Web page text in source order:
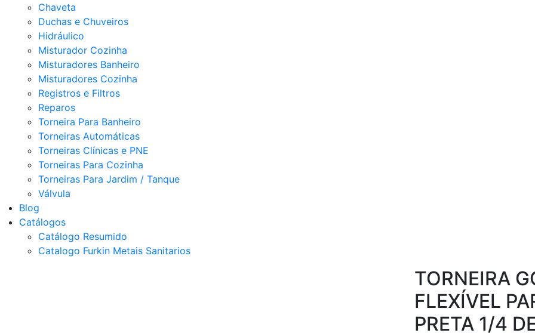
Chaveta
Duchas e Chuveiros
Hidráulico
Misturador Cozinha
Misturadores Banheiro
Misturadores Cozinha
Registros e Filtros
Reparos
Torneira Para Banheiro
Torneiras Automáticas
Torneiras Clínicas e PNE
Torneiras Para Cozinha
Torneiras Para Jardim / Tanque
Válvula
Blog
Catálogos
Catálogo Resumido
Catalogo Furkin Metais Sanitarios
TORNEIRA
FLEXÍVEL
PRETA 1/4